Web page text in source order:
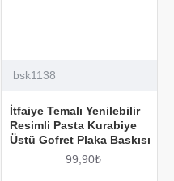
bsk1138
İtfaiye Temalı Yenilebilir
Resimli Pasta Kurabiye
Üstü Gofret Plaka Baskısı
99,90₺